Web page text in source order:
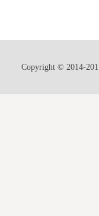
Copyright © 2014-